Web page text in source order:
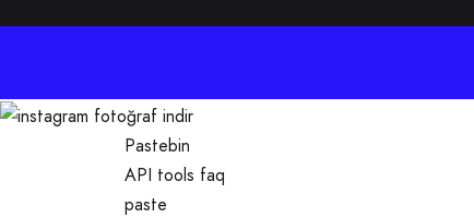
Pastebin
API tools faq
paste